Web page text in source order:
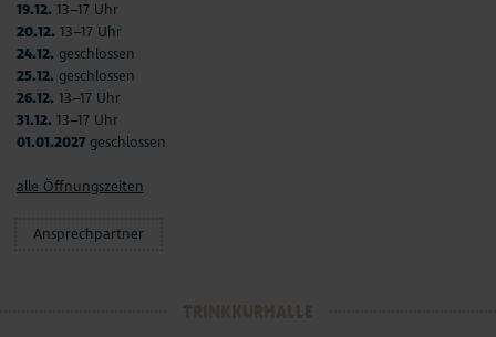
19.12. 13–17 Uhr
20.12. 13–17 Uhr
24.12. geschlossen
25.12. geschlossen
26.12. 13–17 Uhr
31.12. 13–17 Uhr
01.01.2027 geschlossen
alle Öffnungszeiten
Ansprechpartner